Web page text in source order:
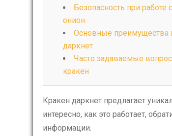
Безопасность при работе
онион
Основные преимущества
даркнет
Часто задаваемые
кракен
Кракен даркнет предлагает
интересно, как это работает,
информации.